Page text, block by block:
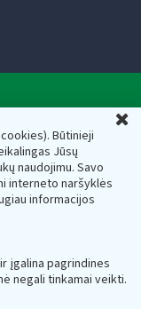
Būtinieji
Jūsų
naudojimu. Savo
interneto naršyklės
informacijos
įgalina pagrindines
negali tinkamai veikti.
el.paštas:
Lietuvos
Juridinių